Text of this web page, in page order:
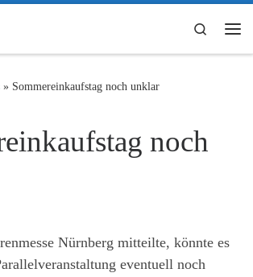
Search
» Sommereinkaufstag noch unklar
noch
Nürnberg mitteilte, könnte es
eventuell noch